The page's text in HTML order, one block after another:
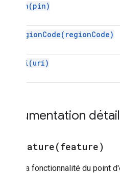
Pin(pin)
RegionCode( regionCode)
Uri(uri)
Documentation
addFeature(feature)
Ajoute la fonctionnalité du point